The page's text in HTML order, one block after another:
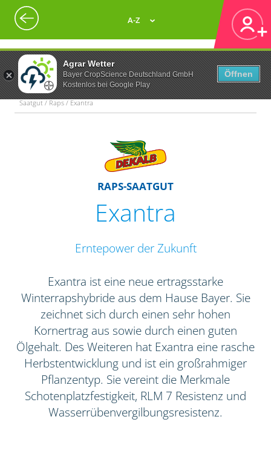
Agrar Wetter
Bayer CropScience Deutschland GmbH
Kostenlos bei Google Play
Öffnen
A-Z
Saatgut / Raps / Exantra
RAPS-SAATGUT
Exantra
Erntepower der Zukunft
Exantra ist eine neue ertragsstarke
Winterrapshybride aus dem Hause Bayer. Sie
zeichnet sich durch einen sehr hohen
Kornertrag aus sowie durch einen guten
Ölgehalt. Des Weiteren hat Exantra eine rasche
Herbstentwicklung und ist ein großrahmiger
Pflanzentyp. Sie vereint die Merkmale
Schotenplatzfestigkeit, RLM 7 Resistenz und
Wasserrübenvergilbungsresistenz.